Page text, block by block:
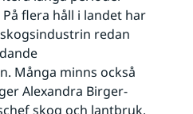
flera håll i landet har
redan
Många minns också
Alexandra Birger-
skog och lantbruk,